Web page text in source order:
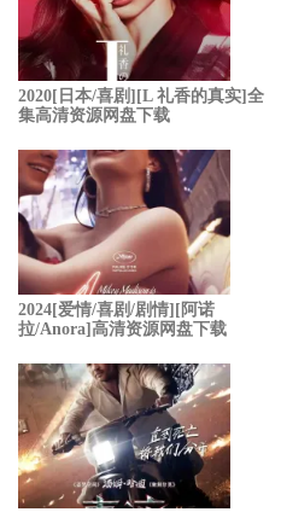
2020[日本/喜剧][L 礼香的真实]全
集高清资源网盘下载
2024[爱情/喜剧/剧情][阿诺
拉/Anora]高清资源网盘下载